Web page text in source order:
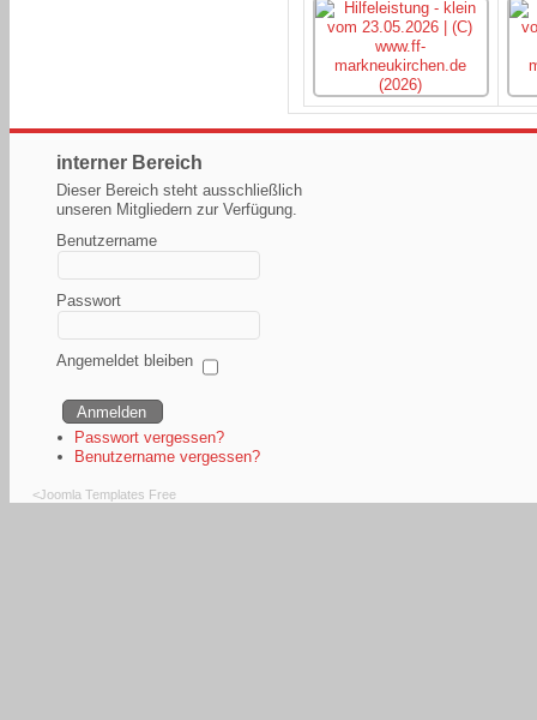
interner Bereich
Dieser Bereich steht ausschließlich
unseren Mitgliedern zur Verfügung.
Benutzername
Passwort
Angemeldet bleiben
Passwort vergessen?
Benutzername vergessen?
<Joomla Templates Free